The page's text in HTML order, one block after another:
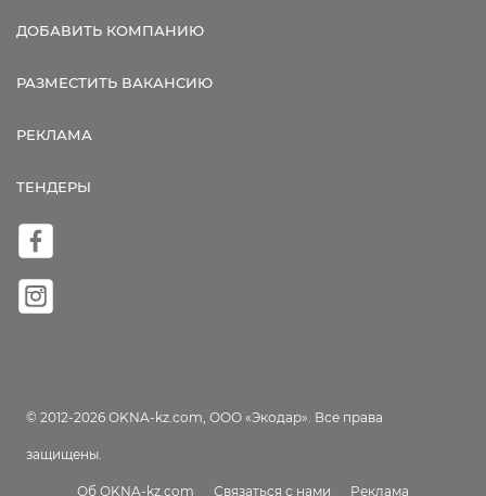
ДОБАВИТЬ КОМПАНИЮ
РАЗМЕСТИТЬ ВАКАНСИЮ
РЕКЛАМА
ТЕНДЕРЫ
© 2012-2026 OKNA-kz.com, ООО «Экодар». Все права
защищены.
Об OKNA-kz.com Связаться с нами Реклама